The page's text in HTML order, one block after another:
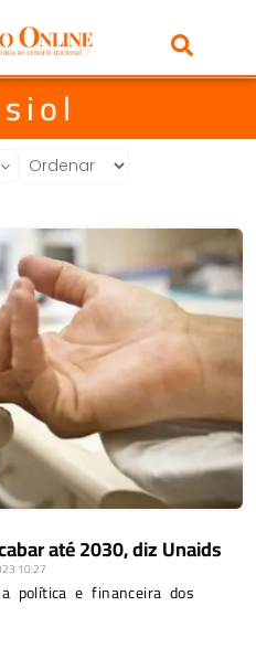
até 2030, diz Unaids
10:27
política e financeira dos